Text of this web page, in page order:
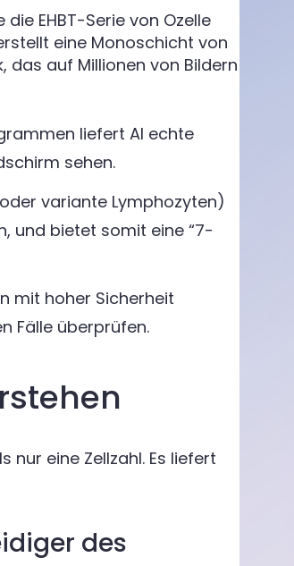
EHBT-Serie von Ozelle
eine Monoschicht von
das auf Millionen von Bildern
liefert AI echte
sehen.
variante Lymphozyten)
und bietet somit eine “7-
mit hoher Sicherheit
Fälle überprüfen.
eine Zellzahl. Es liefert
des